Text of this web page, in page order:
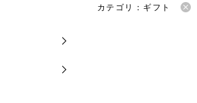
カテゴリ：ギフト